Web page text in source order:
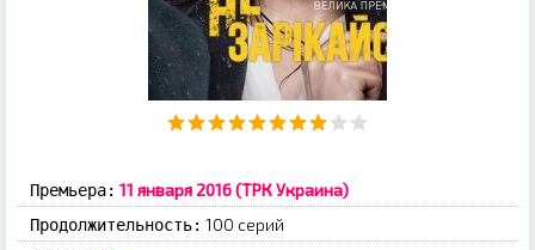
Премьера: 11 января 2016 (ТРК Украина)
Продолжительность: 100 серий